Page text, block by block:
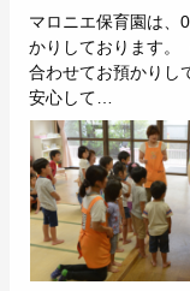
マロニエ保育園は、
かりしております。
合わせてお預かりし
安心して…